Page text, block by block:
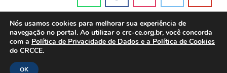
Nós usamos cookies para melhorar sua experiência de
navegação no portal. Ao utilizar o crc-ce.org.br, você concorda
com a Política de Privacidade de Dados e a Política de Cookies
do CRCCE.
OK